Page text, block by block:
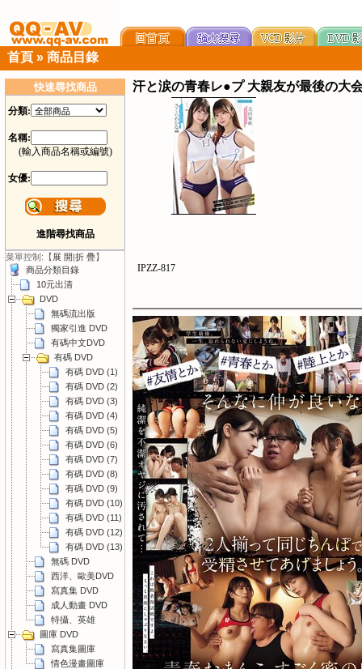
首頁 » 商品目錄
快速尋找商品
分類:
名稱:
(輸入商品名稱或編號)
女優:
進階尋找商品
菜單控制:【展 開|折 疊】
商品分類目錄
10元出清
DVD
無碼流出版
獨家引進 DVD
有碼中文DVD
有碼 DVD
有碼 DVD (1)
有碼 DVD (2)
有碼 DVD (3)
有碼 DVD (4)
有碼 DVD (5)
有碼 DVD (6)
有碼 DVD (7)
有碼 DVD (8)
有碼 DVD (9)
有碼 DVD (10)
有碼 DVD (11)
有碼 DVD (12)
有碼 DVD (13)
無碼 DVD
西洋、歐美DVD
寫真集 DVD
成人動畫 DVD
特攝、英雄
圖庫 DVD
寫真集圖庫
情色漫畫圖庫
汗と涙の青春レ●プ 大親友が最後の大
IPZZ-817